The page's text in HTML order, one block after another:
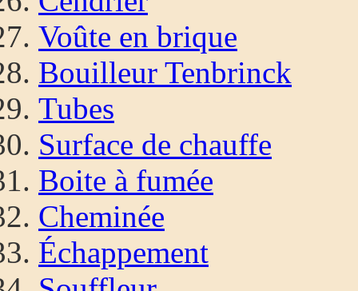
Voûte en brique
Bouilleur Tenbrinck
Tubes
Surface de chauffe
Boite à fumée
Cheminée
Échappement